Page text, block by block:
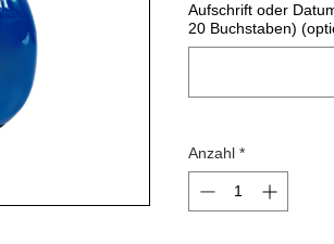
Aufschrift oder
20 Buchstaben)
Anzahl *